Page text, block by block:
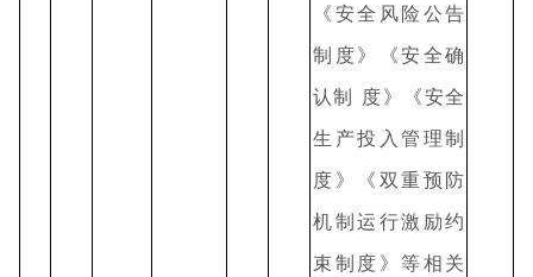
《安全风险公告
制度》《安全确
认制 度》《安全
生产投入管理制
度》《双重预防
机制运行激励约
束制度》等相关